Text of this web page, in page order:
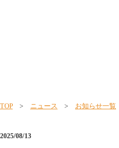
TOP> ニュース > お知らせ一覧
2025/08/13